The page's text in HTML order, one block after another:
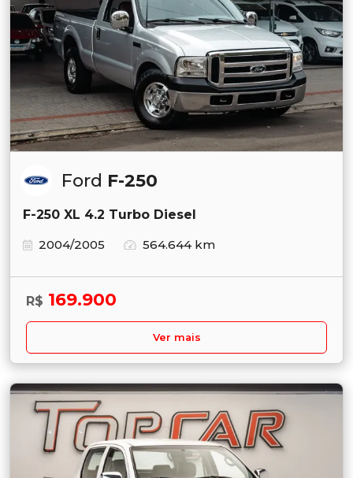
Ford F-250
F-250 XL 4.2 Turbo Diesel
2004/2005
564.644 km
R$ 169.900
Ver mais